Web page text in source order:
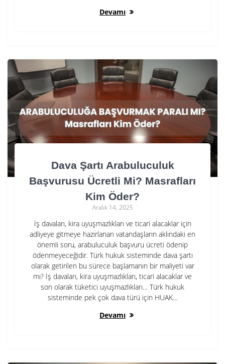
Devamı
Dava Şartı Arabuluculuk
Başvurusu Ücretli Mi? Masrafları
Kim Öder?
Aralık 14, 2025
İş davaları, kira uyuşmazlıkları ve ticari alacaklar için
adliyeye gitmeye hazırlanan vatandaşların aklındaki en
önemli soru, arabuluculuk başvuru ücreti ödenip
ödenmeyeceğidir. Türk hukuk sisteminde dava şartı
olarak getirilen bu sürece başlamanın bir maliyeti var
mı? İş davaları, kira uyuşmazlıkları, ticari alacaklar ve
son olarak tüketici uyuşmazlıkları… Türk hukuk
sisteminde pek çok dava türü için HUAK…
Devamı